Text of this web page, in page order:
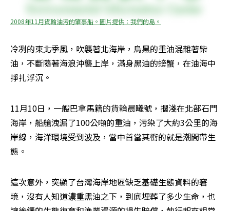
2008年11月貨輪油污的肇事船。圖片提供：我們的島。
冷冽的東北季風，吹襲著北海岸，烏黑的重油混雜著柴
油，不斷隨著海浪沖襲上岸，滿身黑油的螃蟹，在油海中
掙扎浮沉。
11月10日，一艘巴拿馬籍的貨輪晨曦號，擱淺在北部石門
海岸，船艙洩漏了100公噸的重油，污染了大約3公里的海
岸線，海洋環境受到波及，當中首當其衝的就是潮間帶生
態。
這次意外，突顯了台灣海岸地區缺乏基礎生態資料的窘
境，沒有人知道濃重黑油之下，到底埋葬了多少生命，也